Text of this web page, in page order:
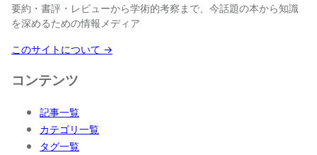
要約・書評・レビューから学術的考察まで、今話題の本から知識
を深めるための情報メディア
このサイトについて →
コンテンツ
記事一覧
カテゴリ一覧
タグ一覧